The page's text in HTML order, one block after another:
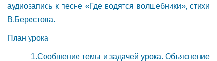
аудиозапись к песне «Где водятся волшебники», стихи
В.Берестова.
План урока
1.Сообщение темы и задачей урока. Объяснение